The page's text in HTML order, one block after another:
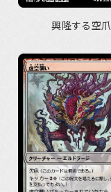
興隆する空爪